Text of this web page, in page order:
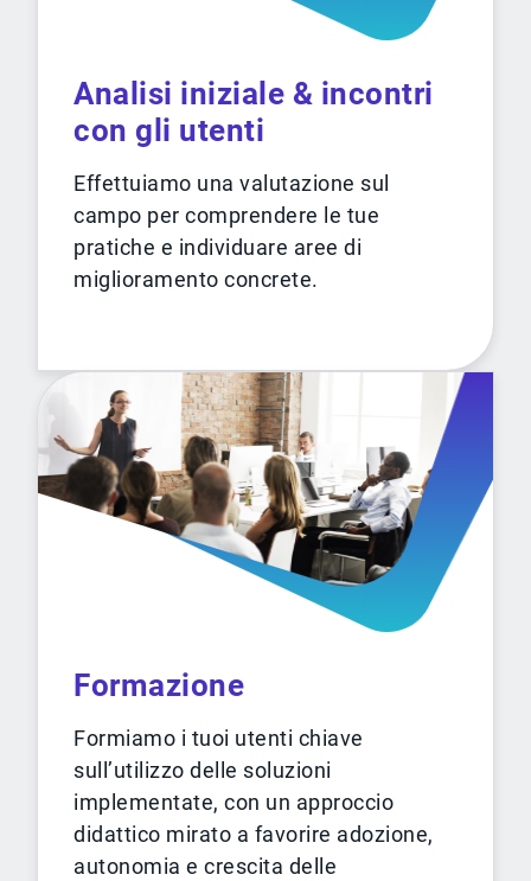
Analisi iniziale & incontri
con gli utenti
Effettuiamo una valutazione sul
campo per comprendere le tue
pratiche e individuare aree di
miglioramento concrete.
Formazione
Formiamo i tuoi utenti chiave
sull’utilizzo delle soluzioni
implementate, con un approccio
didattico mirato a favorire adozione,
autonomia e crescita delle